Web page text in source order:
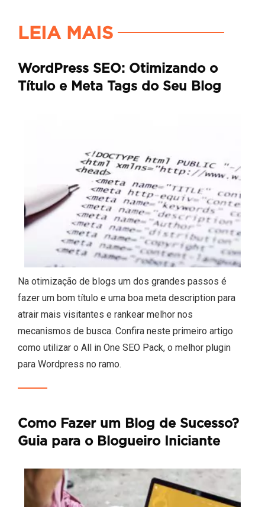
LEIA MAIS
WordPress SEO: Otimizando o
Título e Meta Tags do Seu Blog
Na otimização de blogs um dos grandes passos é
fazer um bom título e uma boa meta description para
atrair mais visitantes e rankear melhor nos
mecanismos de busca. Confira neste primeiro artigo
como utilizar o All in One SEO Pack, o melhor plugin
para Wordpress no ramo.
Como Fazer um Blog de Sucesso?
Guia para o Blogueiro Iniciante